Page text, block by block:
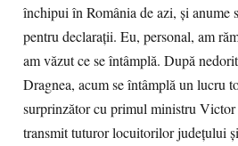
închipui în România de azi, şi
pentru declaraţii. Eu, personal, am
am văzut ce se întâmplă. După
Dragnea, acum se întâmplă un lucru
surprinzător cu primul ministru
transmit tuturor locuitorilor judeţului